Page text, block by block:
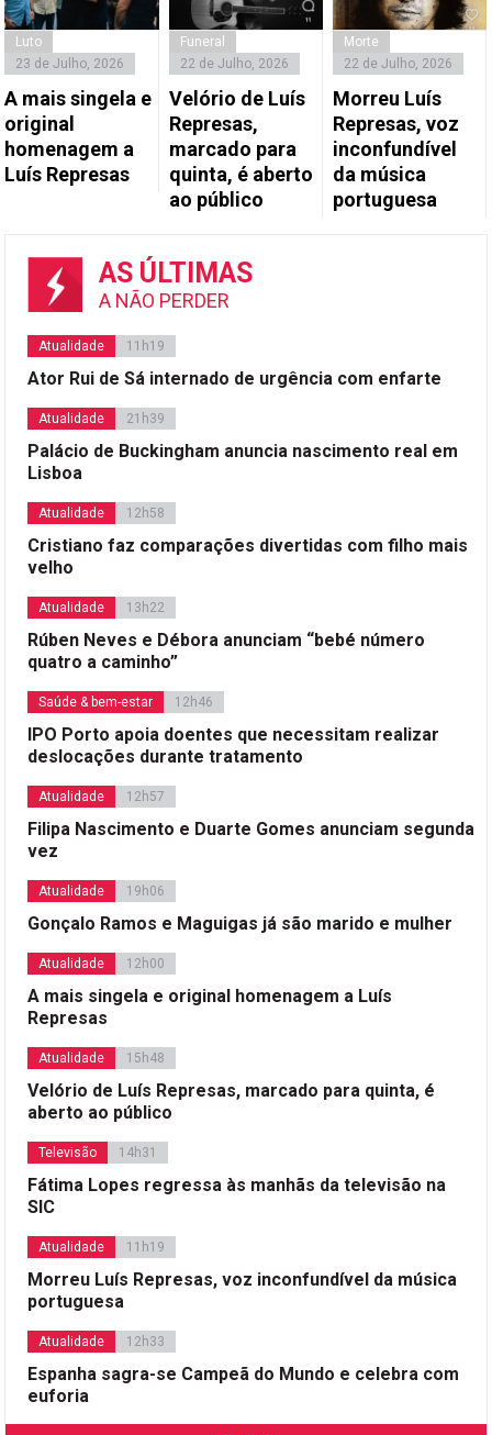
Luto
23 de Julho, 2026
A mais singela e
original
homenagem a
Luís Represas
Funeral
22 de Julho, 2026
Velório de Luís
Represas,
marcado para
quinta, é aberto
ao público
Morte
22 de Julho, 2026
Morreu Luís
Represas, voz
inconfundível
da música
portuguesa
AS ÚLTIMAS
A NÃO PERDER
Atualidade 11h19
Ator Rui de Sá internado de urgência com enfarte
Atualidade 21h39
Palácio de Buckingham anuncia nascimento real em
Lisboa
Atualidade 12h58
Cristiano faz comparações divertidas com filho mais
velho
Atualidade 13h22
Rúben Neves e Débora anunciam “bebé número
quatro a caminho”
Saúde & bem-estar 12h46
IPO Porto apoia doentes que necessitam realizar
deslocações durante tratamento
Atualidade 12h57
Filipa Nascimento e Duarte Gomes anunciam segunda
vez
Atualidade 19h06
Gonçalo Ramos e Maguigas já são marido e mulher
Atualidade 12h00
A mais singela e original homenagem a Luís
Represas
Atualidade 15h48
Velório de Luís Represas, marcado para quinta, é
aberto ao público
Televisão 14h31
Fátima Lopes regressa às manhãs da televisão na
SIC
Atualidade 11h19
Morreu Luís Represas, voz inconfundível da música
portuguesa
Atualidade 12h33
Espanha sagra-se Campeã do Mundo e celebra com
euforia